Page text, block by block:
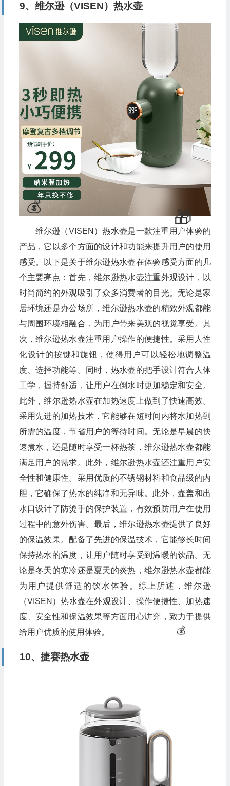
9、维尔逊（VISEN）热水壶
维尔逊（VISEN）热水壶是一款注重用户体验的
产品，它以多个方面的设计和功能来提升用户的使用
感受。以下是关于维尔逊热水壶在体验感受方面的几
个主要亮点：首先，维尔逊热水壶注重外观设计，以
时尚简约的外观吸引了众多消费者的目光。无论是家
居环境还是办公场所，维尔逊热水壶的精致外观都能
与周围环境相融合，为用户带来美观的视觉享受。其
次，维尔逊热水壶注重用户操作的便捷性。采用人性
化设计的按键和旋钮，使得用户可以轻松地调整温
度、选择功能等。同时，热水壶的把手设计符合人体
工学，握持舒适，让用户在倒水时更加稳定和安全。
此外，维尔逊热水壶在加热速度上做到了快速高效。
采用先进的加热技术，它能够在短时间内将水加热到
所需的温度，节省用户的等待时间。无论是早晨的快
速煮水，还是随时享受一杯热茶，维尔逊热水壶都能
满足用户的需求。此外，维尔逊热水壶还注重用户安
全性和健康性。采用优质的不锈钢材料和食品级的内
胆，它确保了热水的纯净和无异味。此外，壶盖和出
水口设计了防烫手的保护装置，有效预防用户在使用
过程中的意外伤害。最后，维尔逊热水壶提供了良好
的保温效果。配备了先进的保温技术，它能够长时间
保持热水的温度，让用户随时享受到温暖的饮品。无
论是冬天的寒冷还是夏天的炎热，维尔逊热水壶都能
为用户提供舒适的饮水体验。综上所述，维尔逊
（VISEN）热水壶在外观设计、操作便捷性、加热速
度、安全性和保温效果等方面用心讲究，致力于提供
给用户优质的使用体验。
10、捷赛热水壶
🧧
🎁